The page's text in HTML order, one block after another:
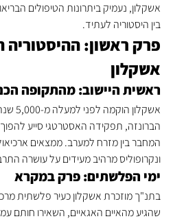
אשקלון, נעמיק ביתרונות הטיפולים
בין היסטוריה לעתיד.
פרק ראשון:
אשקלון
ראשית היישוב: מהתקופה
הברונזה, תפקידה האסטרטגי סייע
המחבר בין מזרח למערב. ממצאים
ונקרופוליס מרהיב מעידים על עושרה
ימי הפלשתים: פרק במקרא
בתנ"ך מוזכרת אשקלון כעיר פלשתית
שהגיע מהאיים האגאיים, השאירו חותם